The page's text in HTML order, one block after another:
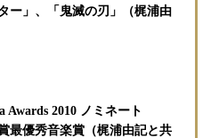
ー」、「鬼滅の刃」（梶浦由
2010 ノミネート
最優秀音楽賞（梶浦由記と共